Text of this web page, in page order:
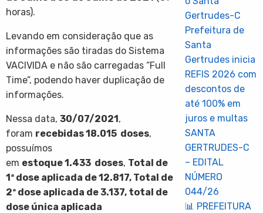
horas).
Levando em consideração que as
informações são tiradas do Sistema
VACIVIDA e não são carregadas “Full
Time”, podendo haver duplicação de
informações.
Nessa data, 30/07/2021,
foram recebidas18.015 doses,
possuímos
em estoque1.433 doses, Total de
1ª dose aplicada de12.817, Total de
2ª dose aplicada de3.137, total de
dose única aplicada
Gertrudes-C
Prefeitura de
Santa
Gertrudes inicia
REFIS 2026 com
descontos de
até 100% em
juros e multas
SANTA
GERTRUDES-C
– EDITAL
NÚMERO
044/26
📊 PREFEITURA